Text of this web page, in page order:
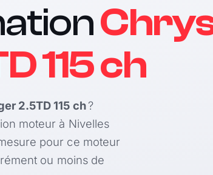
115 ch
2.5TD 115 ch?
moteur à Nivelles
pour ce moteur
ou moins de